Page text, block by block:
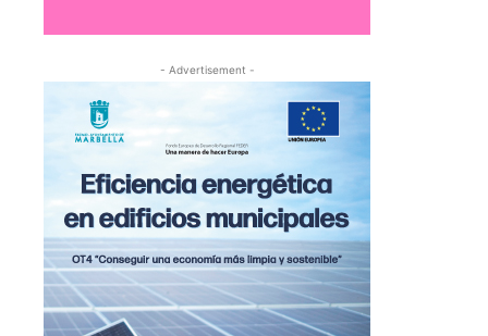
- Advertisement -